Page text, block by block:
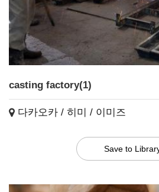
casting factory(1)
다카오카 / 히미 / 이미즈
Save to